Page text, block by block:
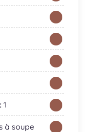
1
à soupe